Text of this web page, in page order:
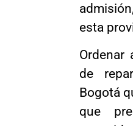
esta
Ordenar
de
Bogotá
que